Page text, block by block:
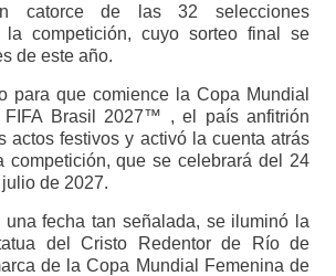
catorce de las 32 selecciones
la competición, cuyo sorteo final se
de este año.
para que comience la Copa Mundial
FIFA Brasil 2027™ , el país anfitrión
actos festivos y activó la cuenta atrás
competición, que se celebrará del 24
de 2027.
fecha tan señalada, se iluminó la
del Cristo Redentor de Río de
de la Copa Mundial Femenina de